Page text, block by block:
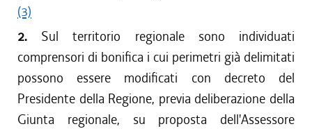
(3)
2. Sul territorio regionale sono individuati
comprensori di bonifica i cui perimetri già delimitati
possono essere modificati con decreto del
Presidente della Regione, previa deliberazione della
Giunta regionale, su proposta dell'Assessore